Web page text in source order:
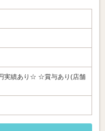
実績あり☆ ☆賞与あり(店舗